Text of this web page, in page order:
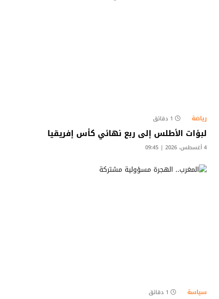
رياضة 1 دقائق
لبؤات الأطلس إلى ربع نهائي كأس إفريقيا
4 أغسطس، 2026 | 09:45
سياسة 1 دقائق